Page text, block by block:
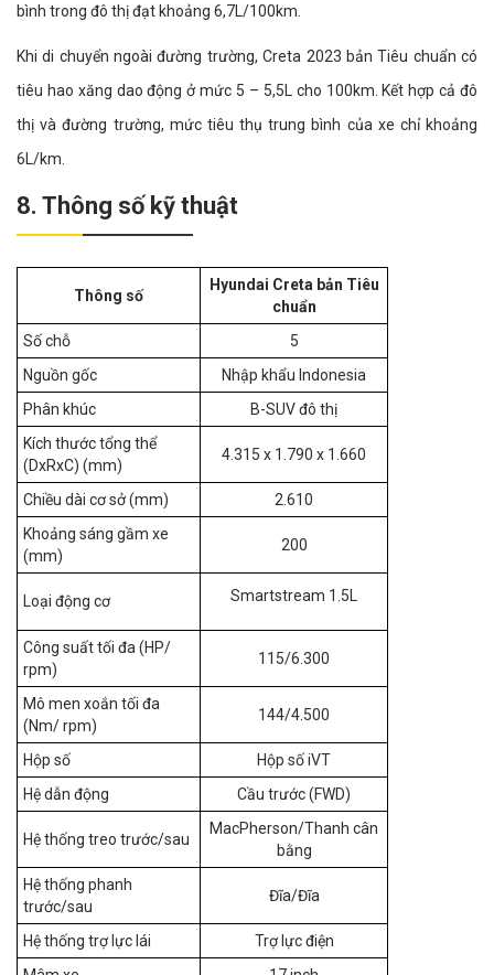
bình trong đô thị đạt khoảng 6,7L/100km.
Khi di chuyển ngoài đường trường, Creta 2023 bản Tiêu chuẩn có
tiêu hao xăng dao động ở mức 5 – 5,5L cho 100km. Kết hợp cả đô
thị và đường trường, mức tiêu thụ trung bình của xe chỉ khoảng
6L/km.
8. Thông số kỹ thuật
Thông số
Hyundai Creta bản Tiêu
chuẩn
Số chỗ
5
Nguồn gốc
Nhập khẩu Indonesia
Phân khúc
B-SUV đô thị
Kích thước tổng thể
(DxRxC) (mm)
4.315 x 1.790 x 1.660
Chiều dài cơ sở (mm)
2.610
Khoảng sáng gầm xe
(mm)
200
Loại động cơ Smartstream 1.5L
Công suất tối đa (HP/
rpm)
115/6.300
Mô men xoắn tối đa
(Nm/ rpm)
144/4.500
Hộp số
Hộp số iVT
Hệ dẫn động
Cầu trước (FWD)
Hệ thống treo trước/sau
MacPherson/Thanh cân
bằng
Hệ thống phanh
trước/sau
Đĩa/Đĩa
Hệ thống trợ lực lái
Trợ lực điện